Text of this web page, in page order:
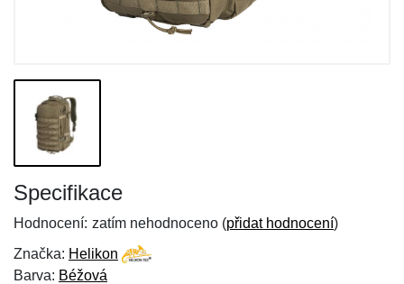
Specifikace
Hodnocení: zatím nehodnoceno (přidat hodnocení)
Značka: Helikon
Barva: Béžová